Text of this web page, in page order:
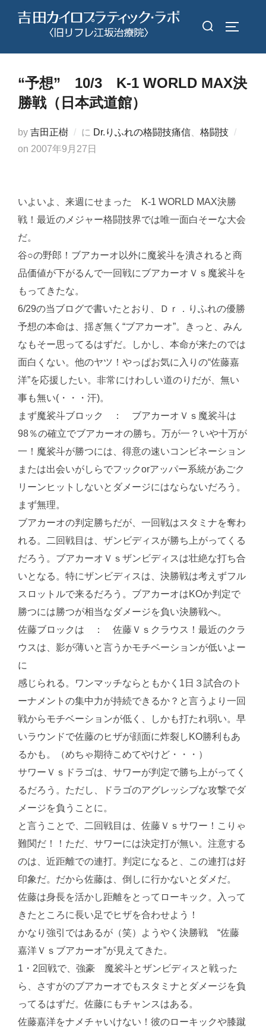
検
対
“予想” 10/3 K-1 WORLD MAX決
勝戦（日本武道館）
by 吉田正樹 に Dr.りふれの格闘技痛信、 格闘技
on 投
2007年9月27日
いよいよ、来週にせまった K-1 WORLD MAX決勝
戦！最近のメジャー格闘技界では唯一面白そーな大会
だ。
谷○の野郎！ブアカーオ以外に魔裟斗を潰されると商
品価値が下がるんで一回戦にブアカーオＶｓ魔裟斗を
もってきたな。
6/29の当ブログで書いたとおり、Ｄｒ．りふれの優勝
予想の本命は、揺ぎ無く“ブアカーオ”。きっと、みん
なもそー思ってるはずだ。しかし、本命が来たのでは
面白くない。他のヤツ！やっぱお気に入りの“佐藤嘉
洋”を応援したい。非常にけわしい道のりだが、無い
事も無い(・・・汗)。
まず魔裟斗ブロック ： ブアカーオＶｓ魔裟斗は
98％の確立でブアカーオの勝ち。万が一？いや十万が
一！魔裟斗が勝つには、得意の速いコンビネーション
または出会いがしらでフックorアッパー系統があごク
リーンヒットしないとダメージにはならないだろう。
まず無理。
ブアカーオの判定勝ちだが、一回戦はスタミナを奪わ
れる。二回戦目は、ザンビディスが勝ち上がってくる
だろう。ブアカーオＶｓザンビディスは壮絶な打ち合
いとなる。特にザンビディスは、決勝戦は考えずフル
スロットルで来るだろう。ブアカーオはKOか判定で
勝つには勝つが相当なダメージを負い決勝戦へ。
佐藤ブロックは ： 佐藤Ｖｓクラウス！最近のクラ
ウスは、影が薄いと言うかモチベーションが低いよー
に
感じられる。ワンマッチならともかく1日３試合のト
ーナメントの集中力が持続できるか？と言うより一回
戦からモチベーションが低く、しかも打たれ弱い。早
いラウンドで佐藤のヒザが顔面に炸裂しKO勝利もあ
るかも。（めちゃ期待こめてやけど・・・）
サワーＶｓドラゴは、サワーが判定で勝ち上がってく
るだろう。ただし、ドラゴのアグレッシブな攻撃でダ
メージを負うことに。
と言うことで、二回戦目は、佐藤Ｖｓサワー！こりゃ
難関だ！！ただ、サワーには決定打が無い。注意する
のは、近距離での連打。判定になると、この連打は好
印象だ。だから佐藤は、倒しに行かないとダメだ。
佐藤は身長を活かし距離をとってローキック。入って
きたところに長い足でヒザを合わせよう！
かなり強引ではあるが（笑）ようやく決勝戦 “佐藤
嘉洋Ｖｓブアカーオ”が見えてきた。
1・2回戦で、強豪 魔裟斗とザンビディスと戦った
ら、さすがのブアカーオでもスタミナとダメージを負
ってるはずだ。佐藤にもチャンスはある。
佐藤嘉洋をナメチャいけない！彼のローキックや膝蹴